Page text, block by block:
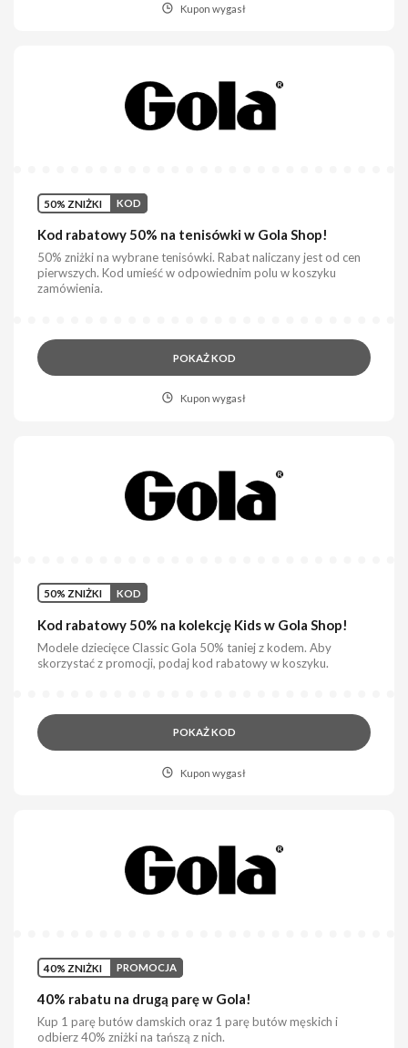
Kupon wygasł
50% ZNIŻKI KOD
Kod rabatowy 50% na tenisówki w Gola Shop!
50% zniżki na wybrane tenisówki. Rabat naliczany jest od cen
pierwszych. Kod umieść w odpowiednim polu w koszyku
zamówienia.
POKAŻ KOD
Kupon wygasł
50% ZNIŻKI KOD
Kod rabatowy 50% na kolekcję Kids w Gola Shop!
Modele dziecięce Classic Gola 50% taniej z kodem. Aby
skorzystać z promocji, podaj kod rabatowy w koszyku.
POKAŻ KOD
Kupon wygasł
40% ZNIŻKI PROMOCJA
40% rabatu na drugą parę w Gola!
Kup 1 parę butów damskich oraz 1 parę butów męskich i
odbierz 40% zniżki na tańszą z nich.